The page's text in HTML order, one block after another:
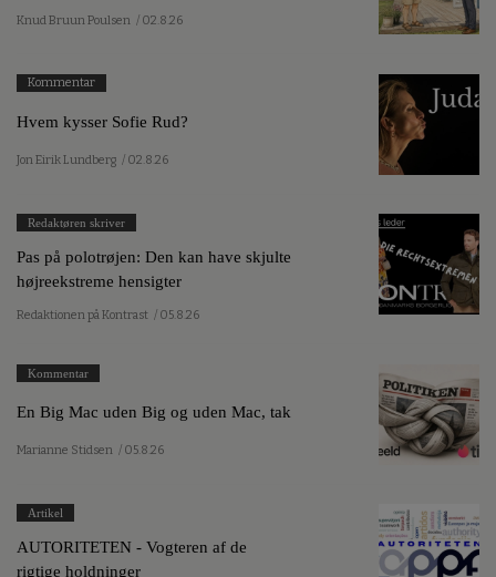
Knud Bruun Poulsen / 02.8.26
Kommentar
Hvem kysser Sofie Rud?
Jon Eirik Lundberg / 02.8.26
Redaktøren skriver
Pas på polotrøjen: Den kan have skjulte
højreekstreme hensigter
Redaktionen på Kontrast / 05.8.26
Kommentar
En Big Mac uden Big og uden Mac, tak
Marianne Stidsen / 05.8.26
Artikel
AUTORITETEN - Vogteren af de
rigtige holdninger